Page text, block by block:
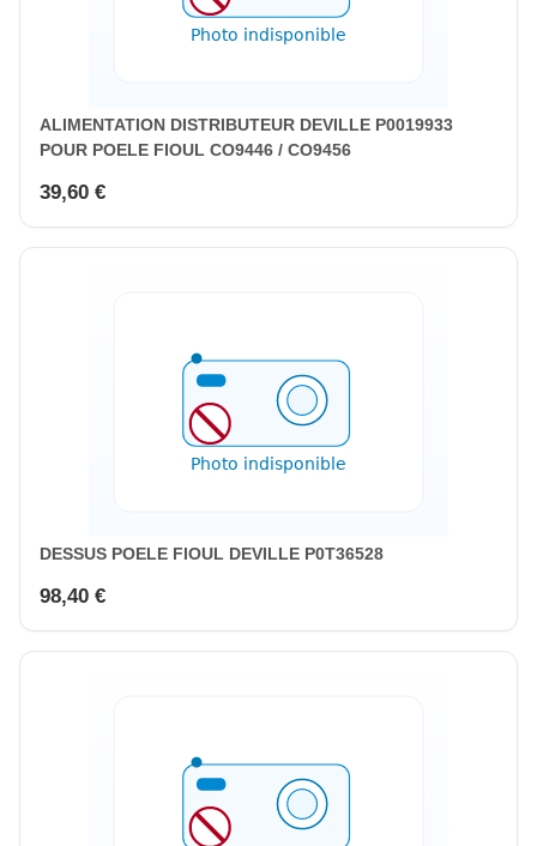
ALIMENTATION DISTRIBUTEUR DEVILLE P0019933
POUR POELE FIOUL CO9446 / CO9456
39,60 €
DESSUS POELE FIOUL DEVILLE P0T36528
98,40 €